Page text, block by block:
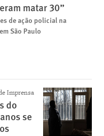
matar 30”
de ação policial na
São Paulo
Imprensa
do
se